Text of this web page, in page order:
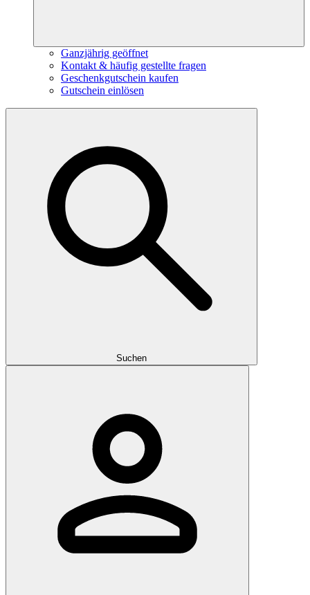
Ganzjährig geöffnet
Kontakt & häufig gestellte fragen
Geschenkgutschein kaufen
Gutschein einlösen
Suchen